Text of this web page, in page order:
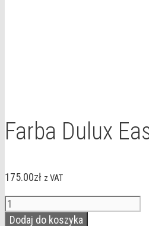
Farba Dulux
175.00zł z VAT
ilość
Farba
Dodaj do koszyka